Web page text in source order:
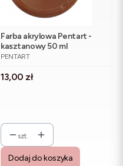
Farba akrylowa Pentart -
kasztanowy 50 ml
PRODUCENT
PENTART
Cena
13,00 zł
szt.
Dodaj do koszyka